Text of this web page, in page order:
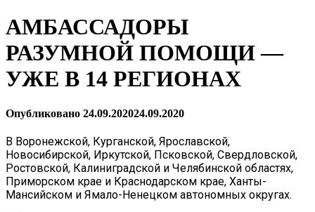
АМБАССАДОРЫ
РАЗУМНОЙ ПОМОЩИ —
УЖЕ В 14 РЕГИОНАХ
Опубликовано 24.09.202024.09.2020
В Воронежской, Курганской, Ярославской,
Новосибирской, Иркутской, Псковской, Свердловской,
Ростовской, Калиниградской и Челябинской областях,
Приморском крае и Краснодарском крае, Ханты-
Мансийском и Ямало-Ненецком автономных округах.